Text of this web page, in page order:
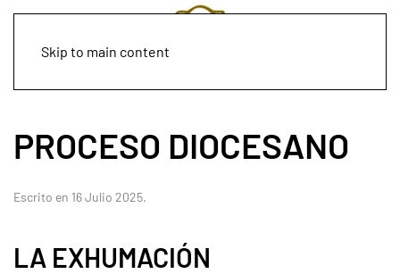
Skip to main content
PROCESO DIOCESANO
Escrito en 16 Julio 2025.
LA EXHUMACIÓN